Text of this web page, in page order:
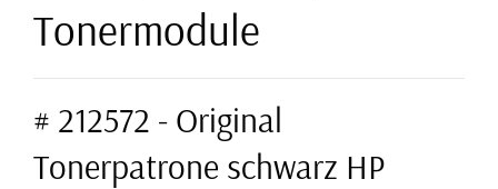
Tonermodule
# 212572 - Original
Tonerpatrone schwarz HP